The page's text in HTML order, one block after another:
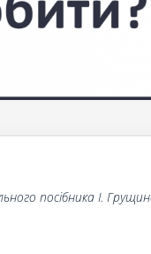
посібника І.